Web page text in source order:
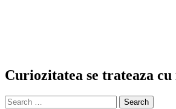
Curiozitatea se trateaza
Search